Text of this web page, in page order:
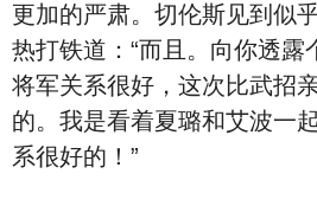
更加的严肃。切伦斯见到似
热打铁道：“而且。向你透露
将军关系很好，这次比武招
的。我是看着夏璐和艾波一
系很好的！”